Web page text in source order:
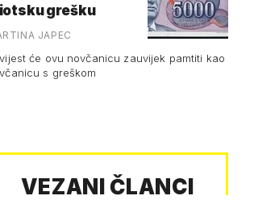
grešku
JAPEC
će ovu novčanicu zauvijek pamtiti kao
s greškom
VEZANI ČLANCI